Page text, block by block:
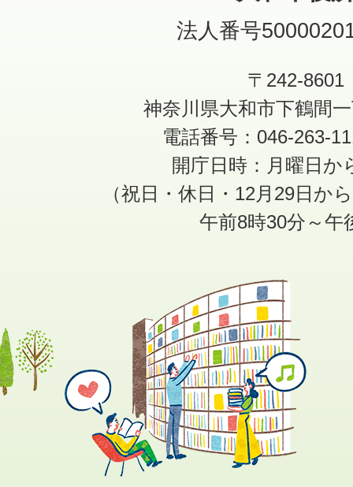
法人番号
〒242-8601
神奈川県大和市下鶴間
電話番号：046-263-
開庁日時：月曜日か
（祝日・休日・12月29日か
午前8時30分～午